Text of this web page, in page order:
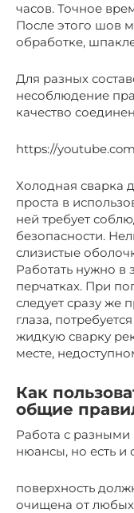
часов. Точное
После этого шов
обработке,
Для разных
несоблюдение
качество
https://
Холодная сварка
проста в
ней требует
безопасности.
слизистые
Работать нужно в
перчатках. При
следует сразу же
глаза,
жидкую сварку
месте,
Как
общие
Работа с
нюансы, но есть
поверхность
очищена от любых